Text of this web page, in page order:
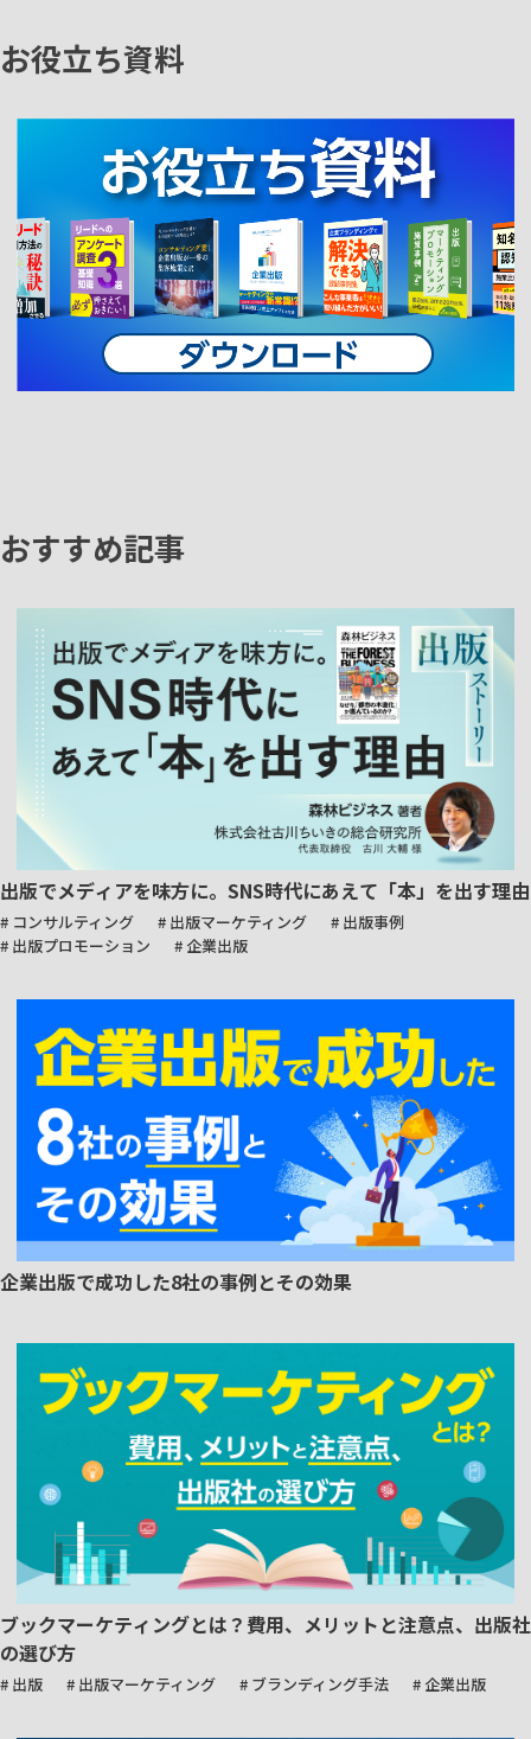
お役立ち資料
おすすめ記事
出版でメディアを味方に。SNS時代にあえて「本」を出す理由
# コンサルティング # 出版マーケティング
# 出版事例
# 出版プロモーション
# 企業出版
企業出版で成功した8社の事例とその効果
ブックマーケティングとは？費用、メリットと注意点、出版社
の選び方
# 出版 # 出版マーケティング # ブランディング手法 # 企業出版